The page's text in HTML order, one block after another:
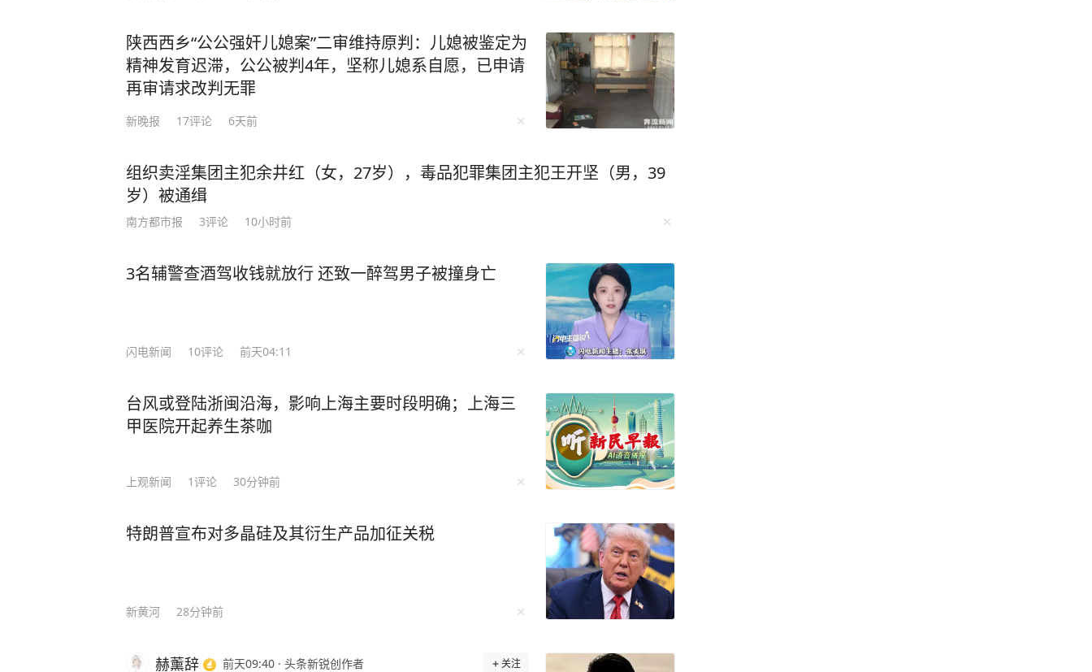
陕西西乡“公公强奸儿媳案”二审维持原判：儿媳被鉴定为
精神发育迟滞，公公被判4年，坚称儿媳系自愿，已申请
再审请求改判无罪
新晚报 17评论 6天前
组织卖淫集团主犯余井红（女，27岁），毒品犯罪集团主犯王开坚（男，39
岁）被通缉
南方都市报 3评论 10小时前
3名辅警查酒驾收钱就放行 还致一醉驾男子被撞身亡
闪电新闻 10评论 前天04:11
台风或登陆浙闽沿海，影响上海主要时段明确；上海三
甲医院开起养生茶咖
上观新闻 1评论 30分钟前
特朗普宣布对多晶硅及其衍生产品加征关税
新黄河 28分钟前
赫薰辞 前天09:40 · 头条新锐创作者 关注